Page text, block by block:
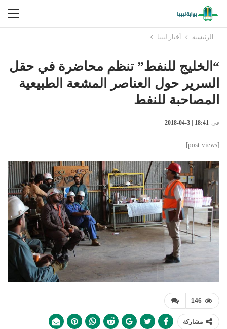
الرئيسية أخبار ليبيا
“الخليج للنفط” تنظم محاضرة في حقل
السرير حول العناصر المشعة الطبيعية
المصاحبة للنفط
في 18:41 | 3-04-2018
[post-views]
146
مشاركة